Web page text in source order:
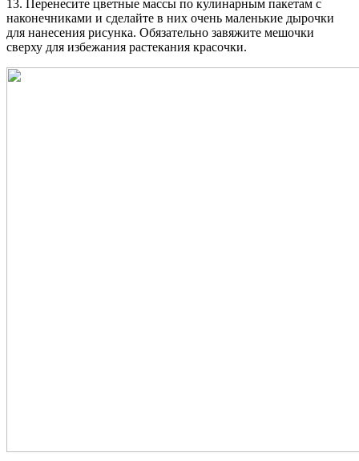
13. Перенесите цветные массы по кулинарным пакетам с
наконечниками и сделайте в них очень маленькие дырочки
для нанесения рисунка. Обязательно завяжите мешочки
сверху для избежания растекания красочки.